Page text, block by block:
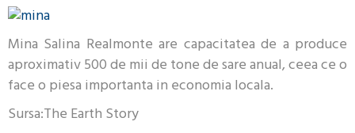
Mina Salina Realmonte are capacitatea de a produce
aproximativ 500 de mii de tone de sare anual, ceea ce o
face o piesa importanta in economia locala.
Sursa:The Earth Story